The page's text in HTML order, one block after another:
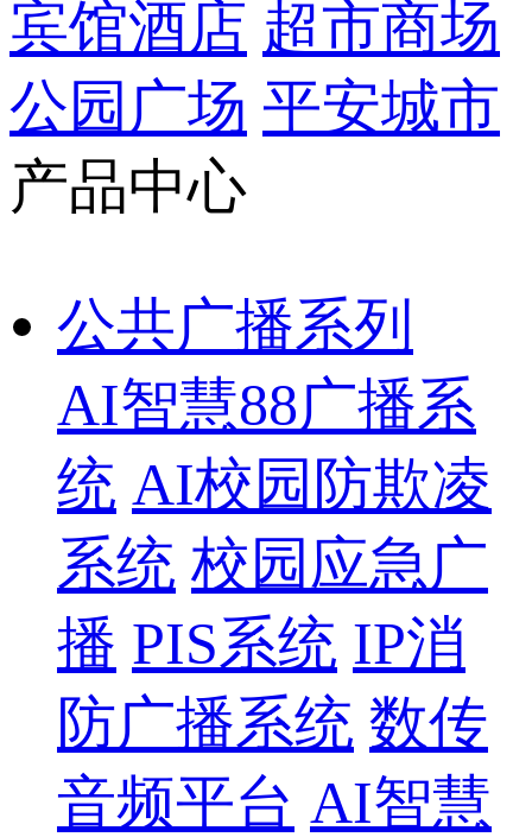
宾馆酒店 超市商场
公园广场 平安城市
产品中心
公共广播系列
AI智慧88广播系
统 AI校园防欺凌
系统 校园应急广
播 PIS系统 IP消
防广播系统 数传
音频平台 AI智慧